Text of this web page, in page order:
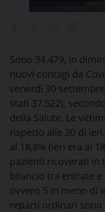
Sono 34.479, in
nuovi contagi da
venerdì 30
stati 37.522),
della Salute. Le
rispetto alle 30 di
al 18,8% (ieri era al
pazienti ricoverati in
bilancio tra entrate e
ovvero 5 in meno di
reparti ordinari sono